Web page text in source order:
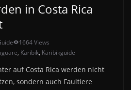
in Costa Rica
1664 Views
, Karibik, Karibikguide
auf Costa Rica werden nicht
sondern auch Faultiere